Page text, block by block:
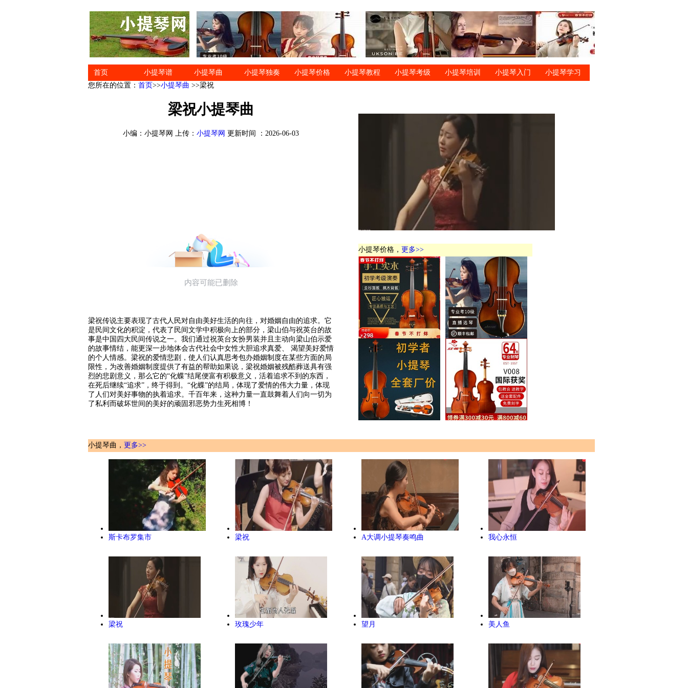
首页 小提琴谱 小提琴曲 小提琴独奏 小提琴价格 小提琴教程 小提琴考级 小提琴培训 小提琴入门
小提琴学习
您所在的位置： 首页>>小提琴曲 >>梁祝
梁祝小提琴曲
小编：小提琴网 上传： 小提琴网 更新时间 ：2026-06-03
梁祝传说主要表现了古代人民对自由美好生活的向往，对婚姻自由的追求。它
是民间文化的积淀，代表了民间文学中积极向上的部分，梁山伯与祝英台的故
事是中国四大民间传说之一。我们通过祝英台女扮男装并且主动向梁山伯示爱
的故事情结，能更深一步地体会古代社会中女性大胆追求真爱、 渴望美好爱情
的个人情感。梁祝的爱情悲剧，使人们认真思考包办婚姻制度在某些方面的局
限性，为改善婚姻制度提供了有益的帮助如果说，梁祝婚姻被残酷葬送具有强
烈的悲剧意义，那么它的“化蝶”结尾便富有积极意义，活着追求不到的东西，
在死后继续“追求”，终于得到。“化蝶”的结局，体现了爱情的伟大力量，体现
了人们对美好事物的执着追求。千百年来，这种力量一直鼓舞着人们向一切为
了私利而破坏世间的美好的顽固邪恶势力生死相博！
小提琴价格， 更多>>
小提琴曲， 更多>>
斯卡布罗集市 梁祝 A大调小提琴奏鸣曲 我心永恒
梁祝 玫瑰少年 望月 美人鱼